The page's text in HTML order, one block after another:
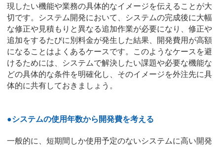
現したい機能や業務の具体的なイメージを伝えることが大
切です。システム開発において、システムの完成後に大幅
な修正や見積もりと異なる追加作業が必要になり、修正や
追加をするたびに別料金が発生した結果、開発費用が高額
になることはよくあるケースです。このようなケースを避
けるためには、システムで解決したい課題や必要な機能な
どの具体的な条件を明確化し、そのイメージを外注先に具
体的に共有しておきましょう。
●システムの使用年数から開発費を考える
一般的に、短期間しか使用予定のないシステムに高い開発